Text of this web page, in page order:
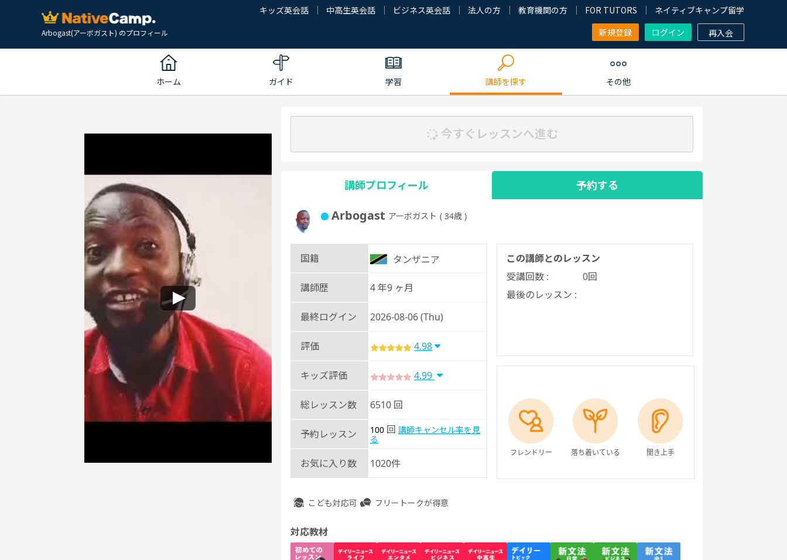
Arbogast(アーボガスト) のプロフィール
キッズ英会話 中高生英会話 ビジネス英会話 法人の方 教育機関の方 FOR TUTORS
ネイティブキャンプ留学
新規登録
ログイン 再入会
ホーム ガイド 学習 講師を探す その他
今すぐレッスンへ進む
講師プロフィール 予約する
Arbogast アーボガスト ( 34歳 )
国籍 タンザニア
講師歴 4 年9 ヶ月
最終ログイン 2026-08-06 (Thu)
評価 4.98
キッズ評価 4.99
総レッスン数 6510 回
予約レッスン 100 回 講師キャンセル率を見
る
お気に入り数 1020件
この講師とのレッスン
受講回数 :
0回
最後のレッスン :
フレンドリー 落ち着いている 聞き上手
こども対応可 フリートークが得意
対応教材